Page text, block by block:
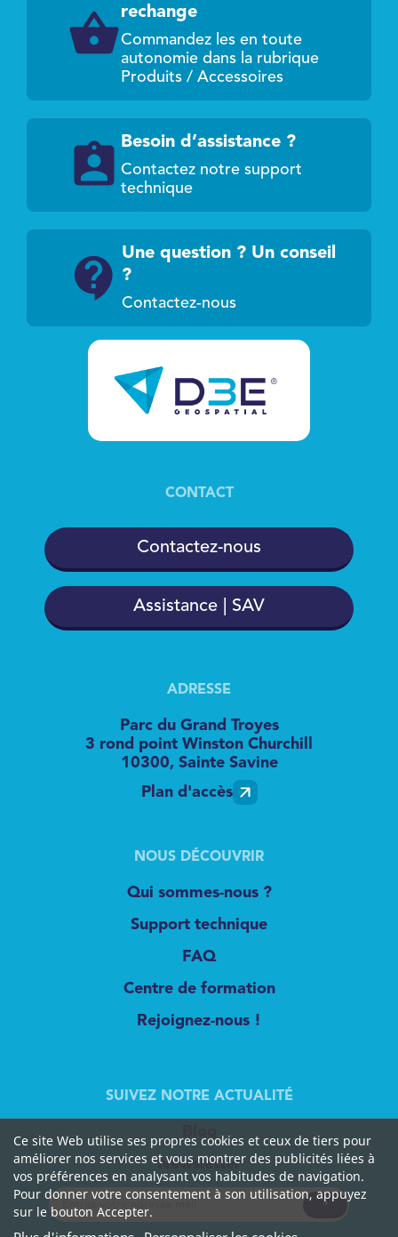
rechange
Commandez les en toute
autonomie dans la rubrique
Produits / Accessoires
Besoin d’assistance ?
Contactez notre support
technique
Une question ? Un conseil
?
Contactez-nous
Ce site Web utilise ses propres cookies et ceux de tiers pour
améliorer nos services et vous montrer des publicités liées à
vos préférences en analysant vos habitudes de navigation.
Pour donner votre consentement à son utilisation, appuyez
sur le bouton Accepter.
CONTACT
Contactez-nous
Assistance | SAV
ADRESSE
Parc du Grand Troyes
3 rond point Winston Churchill
10300, Sainte Savine
Plan d'accès
NOUS DÉCOUVRIR
Qui sommes-nous ?
Support technique
FAQ
Centre de formation
Rejoignez-nous !
SUIVEZ NOTRE ACTUALITÉ
Newsletter